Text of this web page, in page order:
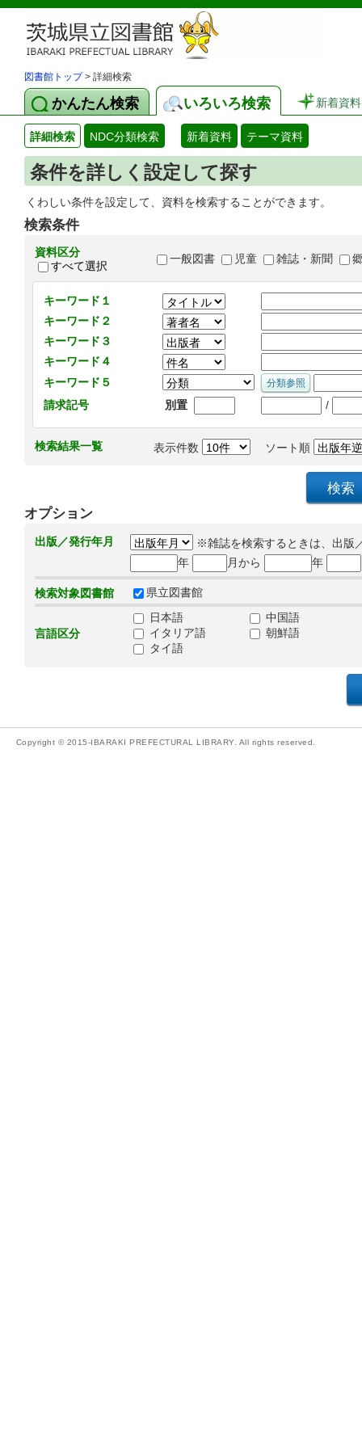
図書館トップ> 詳細検索
かんたん検索 いろいろ検索 新着資料
詳細検索 NDC分類検索 新着資料 テーマ資料
条件を詳しく設定して探す
くわしい条件を設定して、資料を検索することができます。
検索条件
資料区分
すべて選択
一般図書 児童 雑誌・新聞
キーワード１
キーワード２
キーワード３
キーワード４
キーワード５
請求記号
別置 /
検索結果一覧 表示件数 ソート順
オプション
出版／発行年月
※雑誌を検索するときは、出版
年
月から 年
検索対象図書館 県立図書館
言語区分
日本語
中国語
イタリア語
朝鮮語
タイ語
Copyright © 2015-IBARAKI PREFECTURAL LIBRARY. All rights reserved.